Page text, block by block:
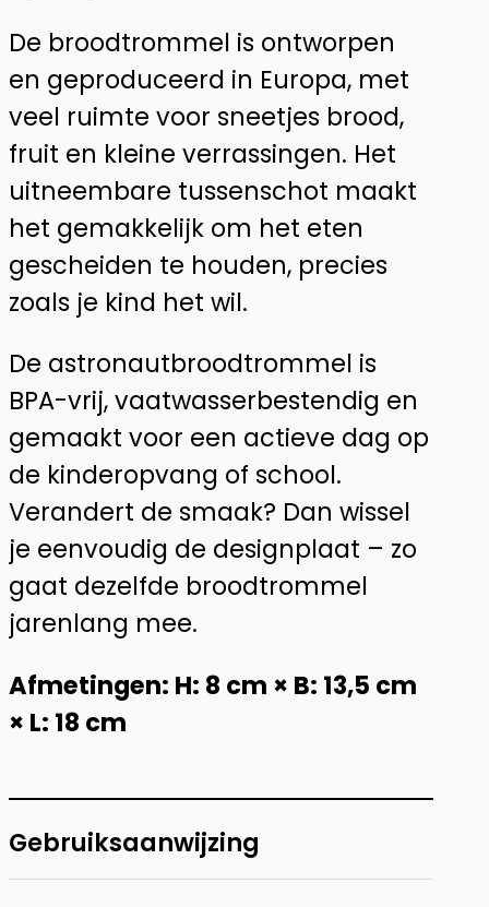
De broodtrommel is ontworpen
en geproduceerd in Europa, met
veel ruimte voor sneetjes brood,
fruit en kleine verrassingen. Het
uitneembare tussenschot maakt
het gemakkelijk om het eten
gescheiden te houden, precies
zoals je kind het wil.
De astronautbroodtrommel is
BPA-vrij, vaatwasserbestendig en
gemaakt voor een actieve dag op
de kinderopvang of school.
Verandert de smaak? Dan wissel
je eenvoudig de designplaat – zo
gaat dezelfde broodtrommel
jarenlang mee.
Afmetingen: H: 8 cm × B: 13,5 cm
× L: 18 cm
Gebruiksaanwijzing